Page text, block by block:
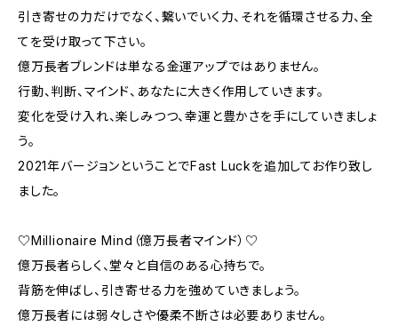
引き寄せの力だけでなく、繋いでいく力、それを循環させる力、全
てを受け取って下さい。
億万長者ブレンドは単なる金運アップではありません。
行動、判断、マインド、あなたに大きく作用していきます。
変化を受け入れ、楽しみつつ、幸運と豊かさを手にしていきましょ
う。
2021年バージョンということでFast Luckを追加してお作り致し
ました。
♡Millionaire Mind（億万長者マインド）♡
億万長者らしく、堂々と自信のある心持ちで。
背筋を伸ばし、引き寄せる力を強めていきましょう。
億万長者には弱々しさや優柔不断さは必要ありません。